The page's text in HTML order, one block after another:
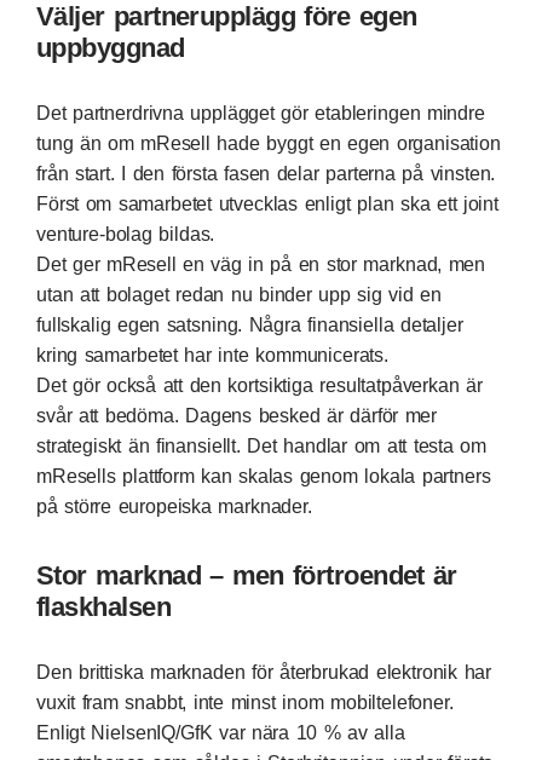
Väljer partnerupplägg före egen
uppbyggnad
Det partnerdrivna upplägget gör etableringen mindre
tung än om mResell hade byggt en egen organisation
från start. I den första fasen delar parterna på vinsten.
Först om samarbetet utvecklas enligt plan ska ett joint
venture-bolag bildas.
Det ger mResell en väg in på en stor marknad, men
utan att bolaget redan nu binder upp sig vid en
fullskalig egen satsning. Några finansiella detaljer
kring samarbetet har inte kommunicerats.
Det gör också att den kortsiktiga resultatpåverkan är
svår att bedöma. Dagens besked är därför mer
strategiskt än finansiellt. Det handlar om att testa om
mResells plattform kan skalas genom lokala partners
på större europeiska marknader.
Stor marknad – men förtroendet är
flaskhalsen
Den brittiska marknaden för återbrukad elektronik har
vuxit fram snabbt, inte minst inom mobiltelefoner.
Enligt NielsenIQ/GfK var nära 10 % av alla